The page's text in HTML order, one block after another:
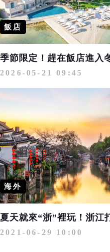
飯店
2026-05-21 09:45
海外
夏天就來“浙”裡玩！浙江
2021-06-29 10:00